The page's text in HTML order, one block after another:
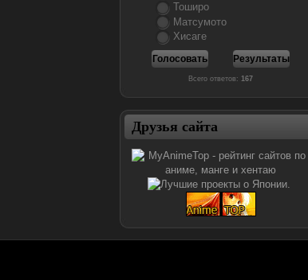
Тоширо
Матсумото
Хисаге
Всего ответов:167
Друзья сайта